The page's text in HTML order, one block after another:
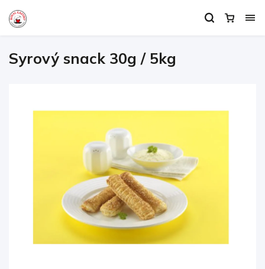
Syrový snack 30g / 5kg